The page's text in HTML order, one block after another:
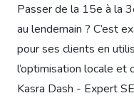
Passer de la 15e à la
au lendemain ? C’est
pour ses clients en
l’optimisation locale et
Kasra Dash - Expert